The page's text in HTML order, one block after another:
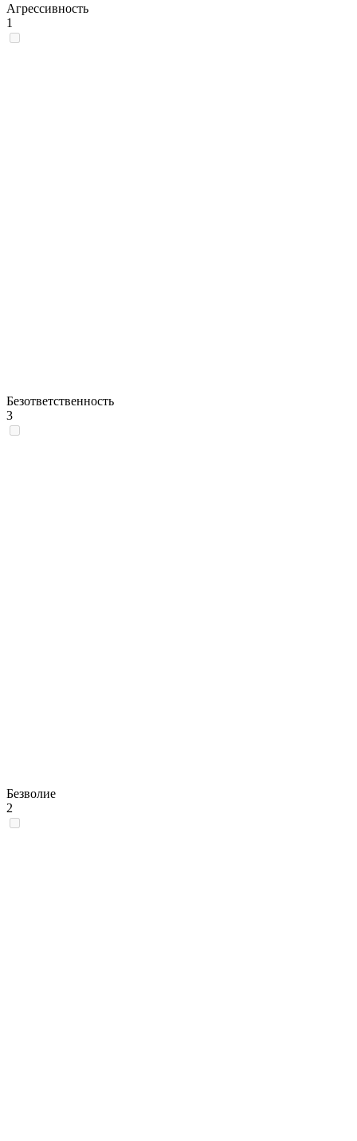
Агрессивность
1
Безответственность
3
Безволие
2